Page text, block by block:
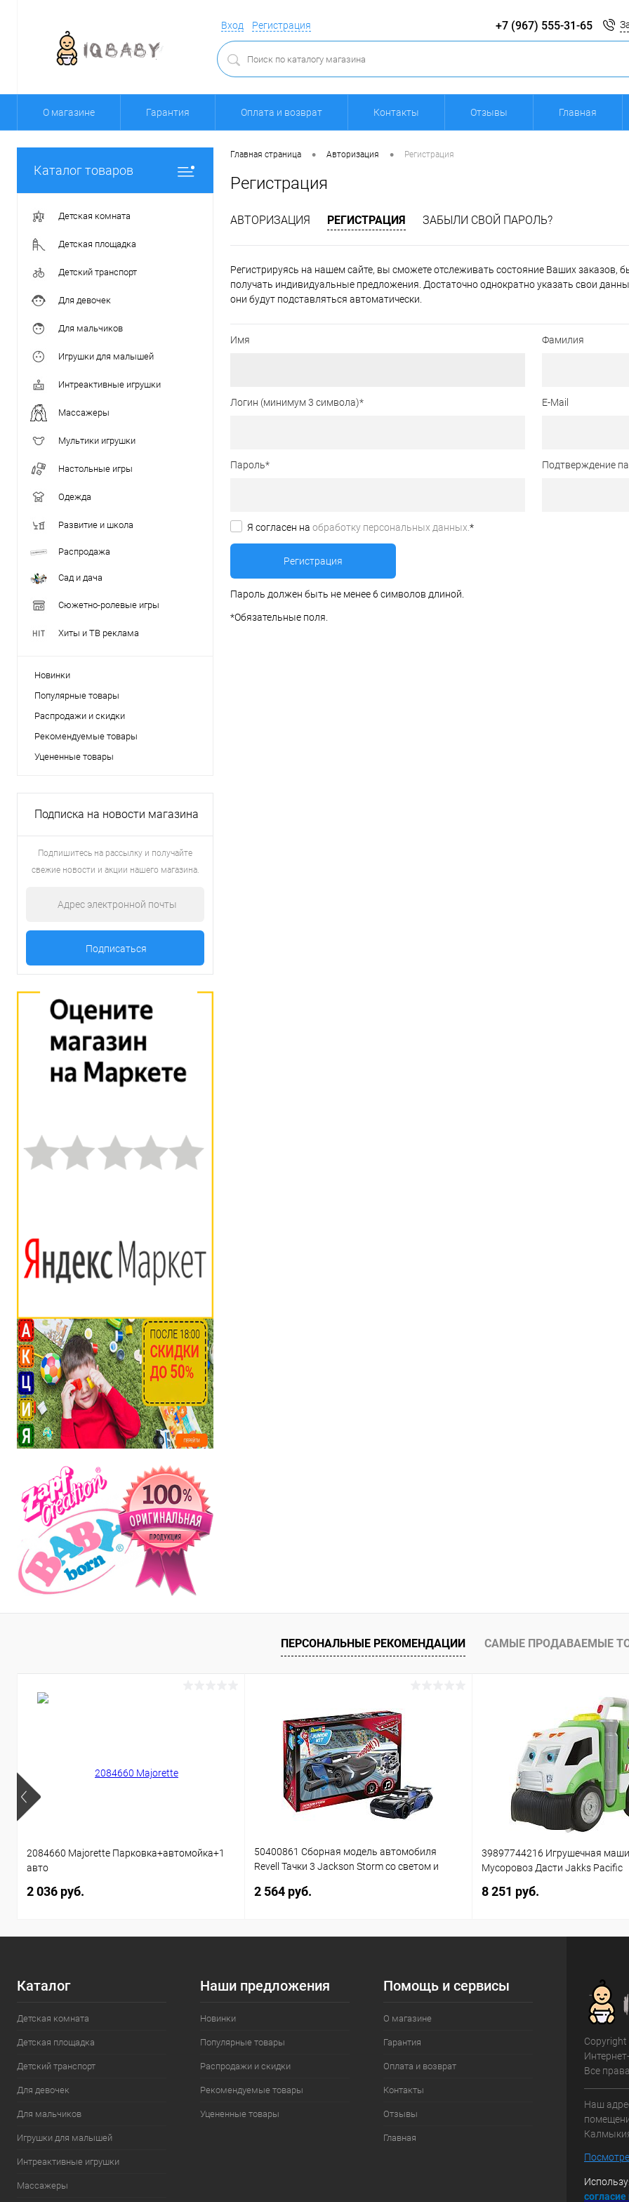
Вход Регистрация +7 (967) 555-31-65
О магазине Гарантия Оплата и возврат Контакты Отзывы Главная
Каталог товаров
Детская комната
Детская площадка
Детский транспорт
Для девочек
Для мальчиков
Игрушки для малышей
Интреактивные игрушки
Массажеры
Мультики игрушки
Настольные игры
Одежда
Развитие и школа
Распродажа
Сад и дача
Сюжетно-ролевые игры
Хиты и ТВ реклама
Новинки
Популярные товары
Распродажи и скидки
Рекомендуемые товары
Уцененные товары
Подписка на новости магазина
Подпишитесь на рассылку и получайте
свежие новости и акции нашего магазина.
Главная страница • Авторизация • Регистрация
Регистрация
АВТОРИЗАЦИЯ РЕГИСТРАЦИЯ ЗАБЫЛИ СВОЙ ПАРОЛЬ?
Регистрируясь на нашем сайте, вы сможете отслеживать состояние Ваших заказов,
получать индивидуальные предложения. Достаточно однократно указать свои
они будут подставляться автоматически.
Имя Фамилия
Логин (минимум 3 символа)* E-Mail
Пароль* Подтверждение
Я согласен на обработку персональных данных.*
Пароль должен быть не менее 6 символов длиной.
*Обязательные поля.
ПЕРСОНАЛЬНЫЕ РЕКОМЕНДАЦИИ САМЫЕ ПРОДАВАЕМЫЕ
2084660 Majorette Парковка+автомойка+1
авто
2 036 руб.
50400861 Сборная модель автомобиля
Revell Тачки 3 Jackson Storm со светом и
2 564 руб.
39897744216 Игрушечная
Мусоровоз Дасти Jakks Pacific
8 251 руб.
Каталог
Детская комната
Детская площадка
Детский транспорт
Для девочек
Для мальчиков
Игрушки для малышей
Интреактивные игрушки
Массажеры
Наши предложения
Новинки
Популярные товары
Распродажи и скидки
Рекомендуемые товары
Уцененные товары
Помощь и сервисы
О магазине
Гарантия
Оплата и возврат
Контакты
Отзывы
Главная
Все
Наш
согласие